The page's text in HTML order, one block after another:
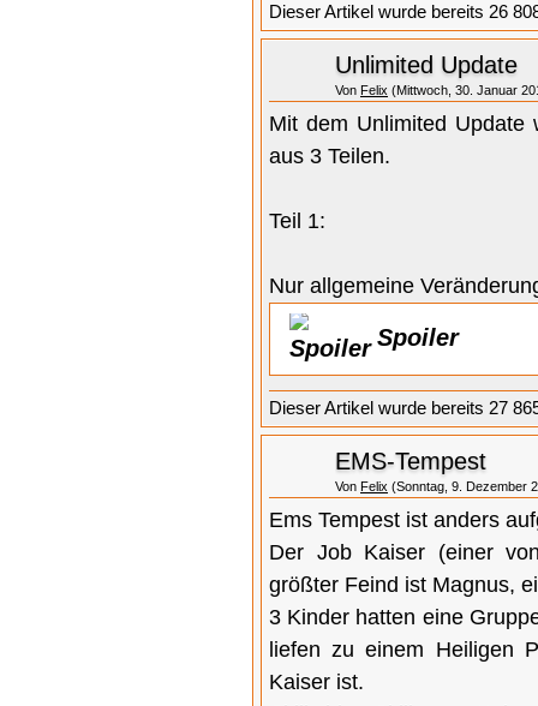
Dieser Artikel wurde bereits 26
Unlimited Update
Von Felix (Mittwoch, 30. Januar
Mit dem Unlimited Update
aus 3 Teilen.
Teil 1:
Nur allgemeine
Spoiler
Dieser Artikel wurde bereits 27
EMS-Tempest
Von Felix (Sonntag, 9. Dezember
Ems Tempest ist anders
Der Job Kaiser (einer
größter Feind ist Magnus,
3 Kinder hatten eine
liefen zu einem Heiligen
Kaiser ist.